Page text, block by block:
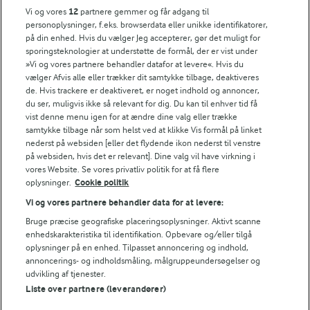
FarmAhead™ Check rapport
Andelshaverinfo: Mælkepris
Fødevarestyrelsens smiley-rapporter for Arla Foods
Fødevarestyrelsens smiley-rapporter for Jörd
Fødevarestyrelsens smiley-rapporter for Lurpak PB
Følg
© 2026 Arla Foods
Vælg en anden cookies
Vi og vores 12 partnere gemmer og får adgang til
personoplysninger, f.eks. browserdata eller unikke identifikatorer,
på din enhed. Hvis du vælger Jeg accepterer, gør det muligt for
sporingsteknologier at understøtte de formål, der er vist under
»Vi og vores partnere behandler datafor at levere«. Hvis du
vælger Afvis alle eller trækker dit samtykke tilbage, deaktiveres
de. Hvis trackere er deaktiveret, er noget indhold og annoncer,
du ser, muligvis ikke så relevant for dig. Du kan til enhver tid få
vist denne menu igen for at ændre dine valg eller trække
samtykke tilbage når som helst ved at klikke Vis formål på linket
nederst på websiden [eller det flydende ikon nederst til venstre
på websiden, hvis det er relevant]. Dine valg vil have virkning i
vores Website. Se vores privatliv politik for at få flere
oplysninger. Cookie politik
Vi og vores partnere behandler data for at levere:
Bruge præcise geografiske placeringsoplysninger. Aktivt scanne
enhedskarakteristika til identifikation. Opbevare og/eller tilgå
oplysninger på en enhed. Tilpasset annoncering og indhold,
annoncerings- og indholdsmåling, målgruppeundersøgelser og
udvikling af tjenester.
Liste over partnere (leverandører)